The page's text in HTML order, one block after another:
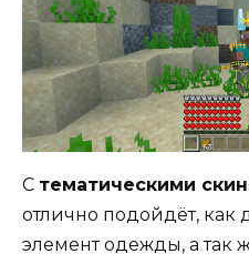
С тематическими
отлично подойдёт, как
элемент одежды, а так